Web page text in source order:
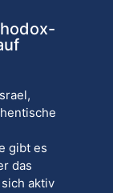
gibt es
das
aktiv